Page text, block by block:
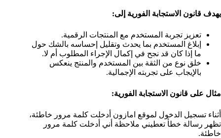
يهدف قانون الاستجابة الفورية إلى:
تعزيز تجربة المستخدم مع المنتجات الرقمية.
إبلاغ المستخدم بما يحدث وتقليل إحساسه بالشك حول
ما إذا كان قد نجح في إكمال الإجراء المطلوب أم لا.
خلق نوع من الثقة بين المستخدم والمنتج ينعكس
بالإيجاب على تجربته الإجمالية.
مثال على قانون الاستجابة الفورية:
أثناء تسجيل الدخول لموقع امازون أدخلت كلمة مرور خاطئة،
تظهر رسالة خطأ تعطيني ملاحظة أني أدخلت كلمة مرور
خاطئة.